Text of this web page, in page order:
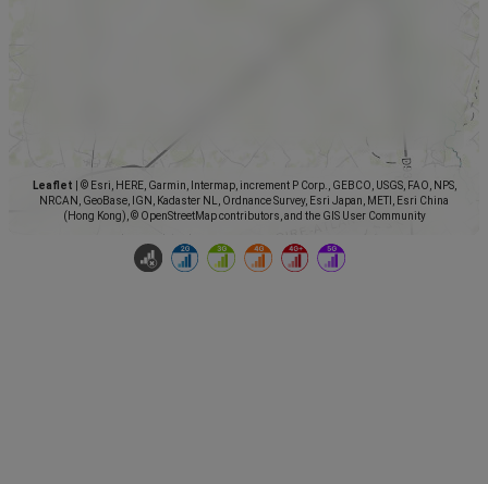
Leaflet
© Esri, HERE, Garmin, Intermap, increment P Corp., GEBCO, USGS, FAO, NPS,
NRCAN, GeoBase, IGN, Kadaster NL, Ordnance Survey, Esri Japan, METI, Esri China
(Hong Kong), © OpenStreetMap contributors, and the GIS User Community